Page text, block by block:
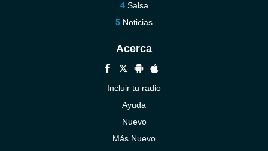
Salsa
Noticias
Acerca
Incluir tu radio
Ayuda
Nuevo
Más Nuevo